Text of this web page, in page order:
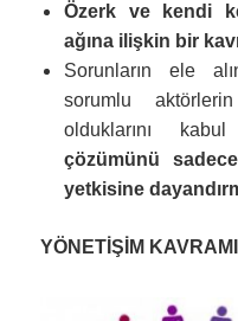
Özerk ve kendi
ağına ilişkin bir
Sorunların ele
sorumlu
olduklarını
çözümünü
yetkisine
YÖNETİŞİM